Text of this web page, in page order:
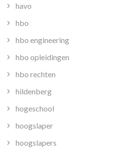
havo
hbo
hbo engineering
hbo opleidingen
hbo rechten
hildenberg
hogeschool
hoogslaper
hoogslapers